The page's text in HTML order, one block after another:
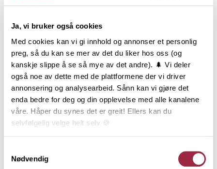
Ja, vi bruker også cookies
Med cookies kan vi gi innhold og annonser et personlig
preg, så du kan se mer av det du liker hos oss (og
kanskje slippe å se så mye av det andre). 🌲 Vi deler
også noe av dette med de plattformene der vi driver
annonsering og analysearbeid. Sånn kan vi gjøre det
enda bedre for deg og din opplevelse med alle kanalene
våre. Håper du synes det er greit! Ellers kan du
selvfølgelig velge helt selv 🍪
Nødvendig
60075901
Produktinformasjon
ÆDELBRUN Mørk en behagelig og flott bruntone
med en transparens som slipper trestrukturen
vakkert frem. Fremstår med en balansert og nøytral
undertone, noe som vil kle mange typer
stilretninger. Profilen på kledningen avgjør om det
rektangulær kledning er den klart vanligste typen
kledning i Norge. Kledningens uttrykk vil variere med